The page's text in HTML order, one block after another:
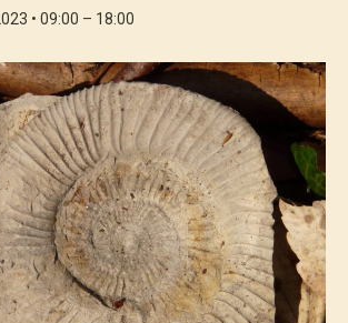
Partner
& Literatur
• 09:00 – 18:00